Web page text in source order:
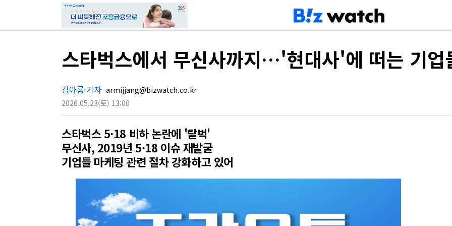
스타벅스에서 무신사까지…'현대사'에 떠는 기업
김아름 기자 armijjang@bizwatch.co.kr
2026.05.23(토) 13:00
스타벅스 5·18 비하 논란에 '탈벅'
무신사, 2019년 5·18 이슈 재발굴
기업들 마케팅 관련 절차 강화하고 있어